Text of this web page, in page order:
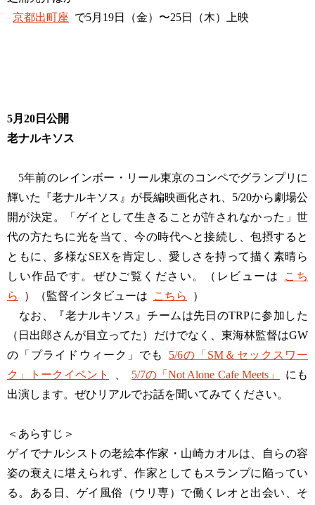
京都出町座 で5月19日（金）〜25日（木）上映
5月20日公開
老ナルキソス
5年前のレインボー・リール東京のコンペでグランプリに
輝いた『老ナルキソス』が長編映画化され、5/20から劇場公
開が決定。「ゲイとして生きることが許されなかった」世
代の方たちに光を当て、今の時代へと接続し、包摂すると
ともに、多様なSEXを肯定し、愛しさを持って描く素晴ら
しい作品です。ぜひご覧ください。（レビューは
こち
ら
）（監督インタビューは こちら
）
なお、『老ナルキソス』チームは先日のTRPに参加した
（日出郎さんが目立ってた）だけでなく、東海林監督はGW
の「プライドウィーク」でも
5/6の「SM＆セックスワー
ク」トークイベント
5/7の「Not Alone Cafe Meets」
にも
出演します。ぜひリアルでお話を聞いてみてください。
＜あらすじ＞
ゲイでナルシストの老絵本作家・山崎カオルは、自らの容
姿の衰えに堪えられず、作家としてもスランプに陥ってい
る。ある日、ゲイ風俗（ウリ専）で働くレオと出会い、そ